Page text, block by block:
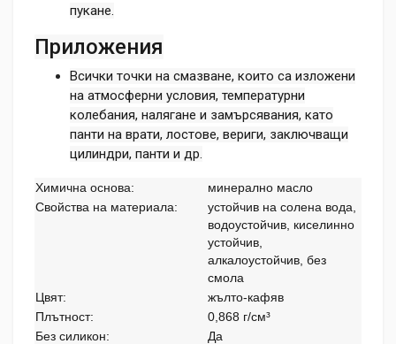
пукане.
Приложения
Всички точки на смазване, които са изложени
на атмосферни условия, температурни
колебания, налягане и замърсявания, като
панти на врати, лостове, вериги, заключващи
цилиндри, панти и др.
Химична основа:
минерално масло
Свойства на материала:
устойчив на солена вода,
водоустойчив, киселинно
устойчив,
алкалоустойчив, без
смола
Цвят:
жълто-кафяв
Плътност:
0,868 г/см³
Без силикон:
Да